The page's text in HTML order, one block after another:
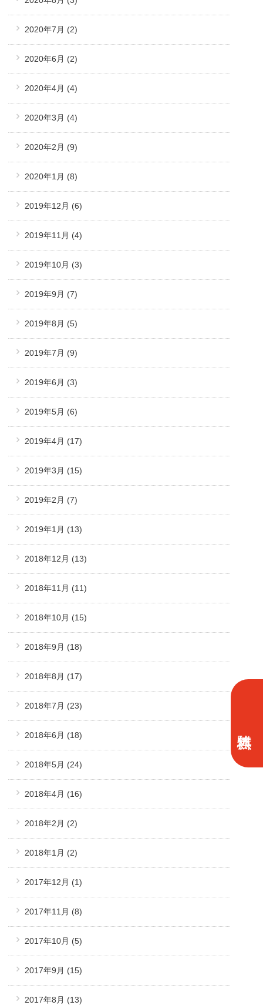
2020年7月 (2)
2020年6月 (2)
2020年4月 (4)
2020年3月 (4)
2020年2月 (9)
2020年1月 (8)
2019年12月 (6)
2019年11月 (4)
2019年10月 (3)
2019年9月 (7)
2019年8月 (5)
2019年7月 (9)
2019年6月 (3)
2019年5月 (6)
2019年4月 (17)
2019年3月 (15)
2019年2月 (7)
2019年1月 (13)
2018年12月 (13)
2018年11月 (11)
2018年10月 (15)
2018年9月 (18)
2018年8月 (17)
2018年7月 (23)
2018年6月 (18)
2018年5月 (24)
2018年4月 (16)
2018年2月 (2)
2018年1月 (2)
2017年12月 (1)
2017年11月 (8)
2017年10月 (5)
2017年9月 (15)
2017年8月 (13)